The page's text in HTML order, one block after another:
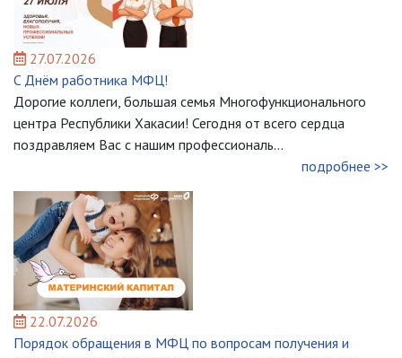
27.07.2026
C Днём работника МФЦ!
Дорогие коллеги, большая семья Многофункционального
центра Республики Хакасии! Сегодня от всего сердца
поздравляем Вас с нашим профессиональ...
подробнее >>
22.07.2026
Порядок обращения в МФЦ по вопросам получения и